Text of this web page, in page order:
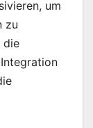
um
zu
die